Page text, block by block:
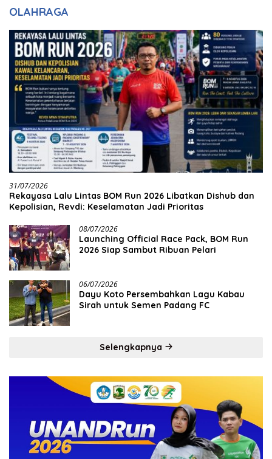
OLAHRAGA
31/07/2026
Rekayasa Lalu Lintas BOM Run 2026 Libatkan Dishub dan
Kepolisian, Revdi: Keselamatan Jadi Prioritas
08/07/2026
Launching Official Race Pack, BOM Run
2026 Siap Sambut Ribuan Pelari
06/07/2026
Dayu Koto Persembahkan Lagu Kabau
Sirah untuk Semen Padang FC
Selengkapnya